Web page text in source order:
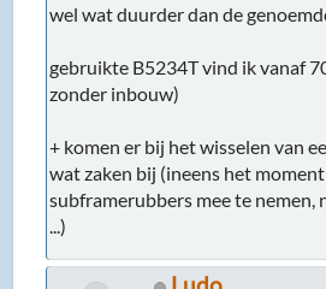
wel wat duurder dan de
gebruikte B5234T vind ik vanaf
zonder inbouw)
+ komen er bij het wisselen van
wat zaken bij (ineens het
subframerubbers mee te nemen,
...)